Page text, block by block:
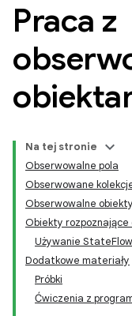
Praca z
Na tej stronie
Obserwowalne pola
Obserwowane
Obserwowalne obiekty
Obiekty rozpoznające
Używanie StateFlow
Dodatkowe materiały
Próbki
Ćwiczenia z